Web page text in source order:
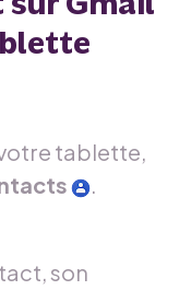
tablette,
.
son